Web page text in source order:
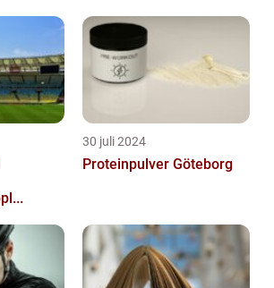
30 juli 2024
Proteinpulver Göteborg